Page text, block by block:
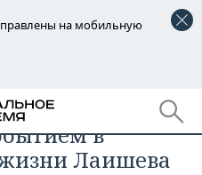
на мобильную
была
в
Лаишева